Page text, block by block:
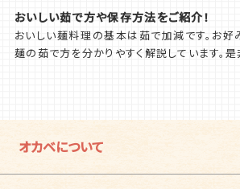
おいしい茹で方や保存方法をご紹介！
おいしい麺料理の基本は茹で加減です。お
麺の茹で方を分かりやすく解説しています。是
オカベについて